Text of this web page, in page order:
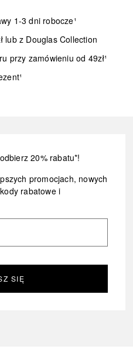
1-3 dni robocze¹
lub z Douglas Collection
przy zamówieniu od 49zł¹
20% rabatu*!
promocjach, nowych
rabatowe i
SIĘ